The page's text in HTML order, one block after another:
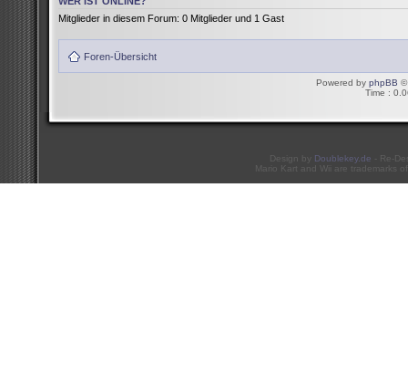
Mitglieder in diesem Forum: 0 Mitglieder und 1 Gast
Foren-Übersicht
Powered by phpBB ©
Time :
Design by Doublekey.de - Re-
Mario Kart and Wii are trademarks